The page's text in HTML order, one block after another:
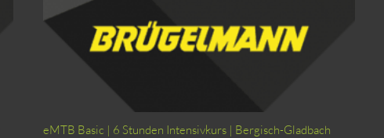
eMTB Basic | 6 Stunden Intensivkurs | Bergisch-Gladbach